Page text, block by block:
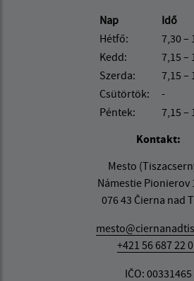
Nap
Idő
Hétfő:
7,30 –
Kedd:
7,15 –
Szerda:
7,15 –
Csütörtök:
-
Péntek:
7,15 –
Kontakt:
Mesto
Námestie Pionierov
076 43 Čierna nad
+421 56 687 22
IČO: 00331465